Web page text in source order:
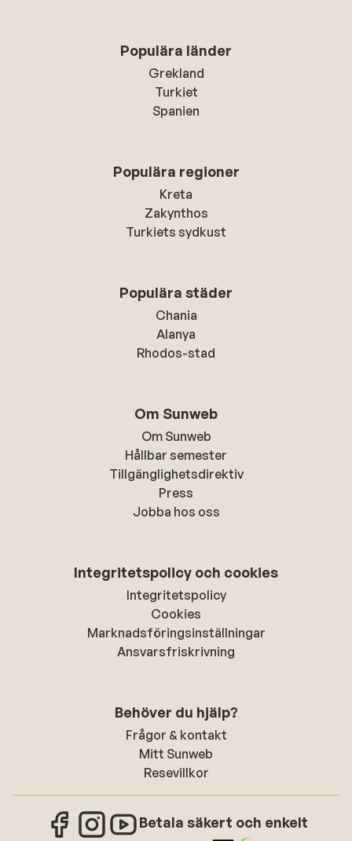
Populära länder
Grekland
Turkiet
Spanien
Populära regioner
Kreta
Zakynthos
Turkiets sydkust
Populära städer
Chania
Alanya
Rhodos-stad
Om Sunweb
Om Sunweb
Hållbar semester
Tillgänglighetsdirektiv
Press
Jobba hos oss
Integritetspolicy och cookies
Integritetspolicy
Cookies
Marknadsföringsinställningar
Ansvarsfriskrivning
Behöver du hjälp?
Frågor & kontakt
Mitt Sunweb
Resevillkor
Betala säkert och enkelt